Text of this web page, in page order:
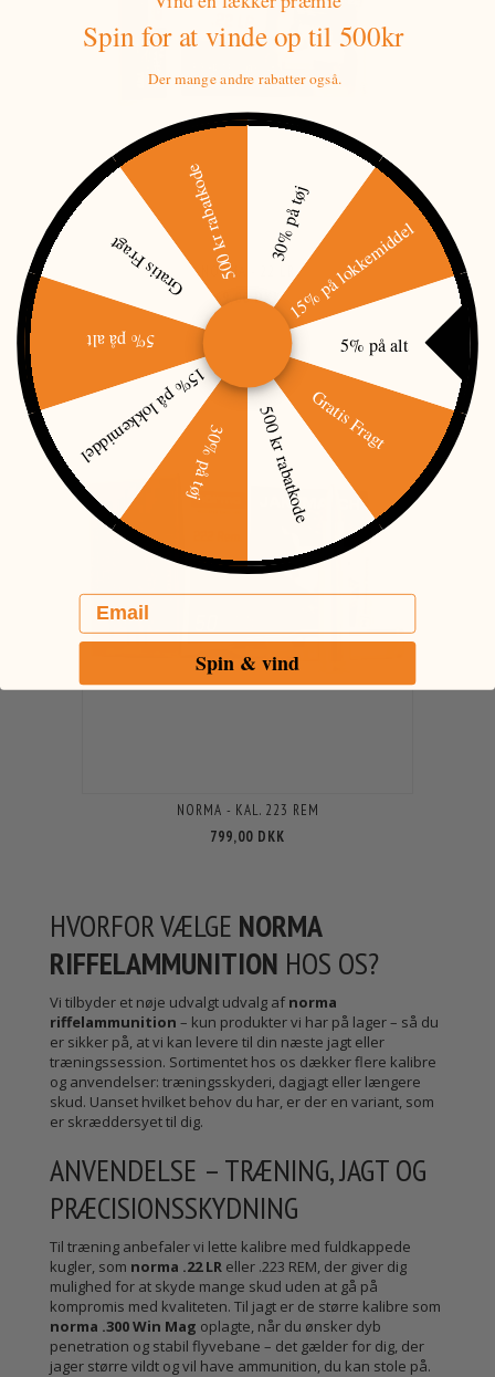
NORMA - 22 LR
69,00 DKK
NORMA - KAL. 223 REM
799,00 DKK
HVORFOR VÆLGE NORMA
RIFFELAMMUNITION HOS OS?
Vi tilbyder et nøje udvalgt udvalg afnorma
riffelammunition – kun produkter vi har på lager – så du
er sikker på, at vi kan levere til din næste jagt eller
træningssession. Sortimentet hos os dækker flere kalibre
og anvendelser: træningsskyderi, dagjagt eller længere
skud. Uanset hvilket behov du har, er der en variant, som
er skræddersyet til dig.
ANVENDELSE – TRÆNING, JAGT OG
PRÆCISIONSSKYDNING
Til træning anbefaler vi lette kalibre med fuldkappede
kugler, som norma .22 LR eller .223 REM, der giver dig
mulighed for at skyde mange skud uden at gå på
kompromis med kvaliteten. Til jagt er de større kalibre som
norma .300 Win Mag oplagte, når du ønsker dyb
penetration og stabil flyvebane – det gælder for dig, der
jager større vildt og vil have ammunition, du kan stole på.
Spin for at vindeop til 500kr
Der mange andre rabatter også.
30% på tøj
15% på lokkemiddel
5% på alt
Gratis Fragt
500 kr rabatkode
30% på tøj
15% på lokkemiddel
5% på alt
Gratis Fragt500 kr rabatkode
Email
Spin & vind